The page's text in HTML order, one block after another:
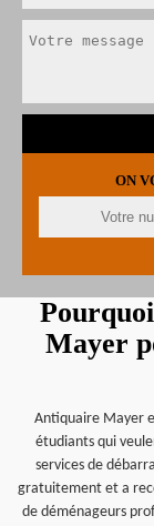
ON
Mayer
Antiquaire Mayer
étudiants qui
services de
gratuitement et a
de déménageurs